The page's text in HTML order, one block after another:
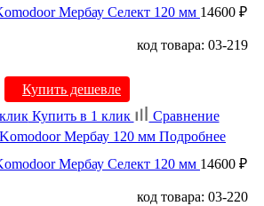
Мербау Селект 120 мм 14600 ₽
код товара: 03-219
Купить дешевле
Купить в 1 клик
Сравнение
Подробнее
Мербау Селект 120 мм 14600 ₽
код товара: 03-220